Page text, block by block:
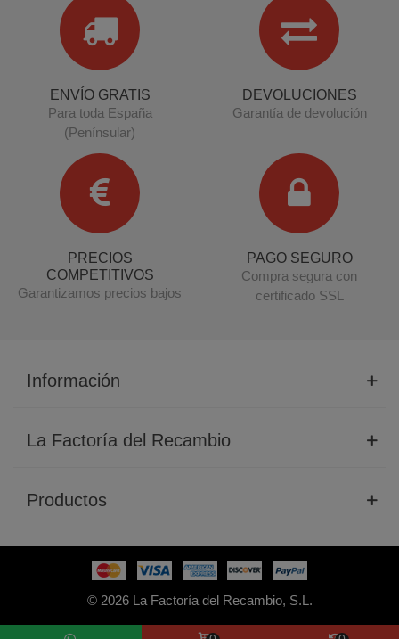
ENVÍO GRATIS
Para toda España
(Penínsular)
DEVOLUCIONES
Garantía de devolución
PRECIOS
COMPETITIVOS
Garantizamos precios bajos
PAGO SEGURO
Compra segura con
certificado SSL
Información
La Factoría del Recambio
Productos
© 2026 La Factoría del Recambio, S.L.